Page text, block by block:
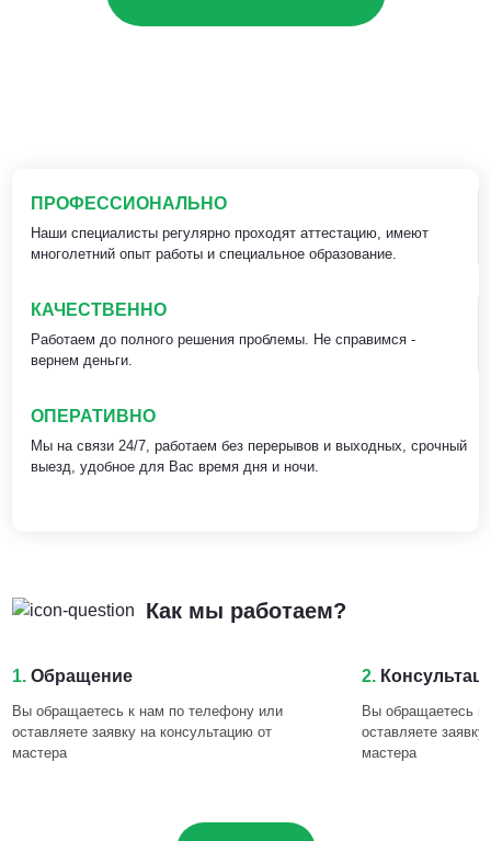
ПРОФЕССИОНАЛЬНО
Наши специалисты регулярно проходят аттестацию, имеют
многолетний опыт работы и специальное образование.
КАЧЕСТВЕННО
Работаем до полного решения проблемы. Не справимся -
вернем деньги.
ОПЕРАТИВНО
Мы на связи 24/7, работаем без перерывов и выходных, срочный
выезд, удобное для Вас время дня и ночи.
Как мы работаем?
1. Обращение
Вы обращаетесь к нам по телефону или
оставляете заявку на консультацию от
мастера
2.
Вы обращаетесь
оставляете
мастера